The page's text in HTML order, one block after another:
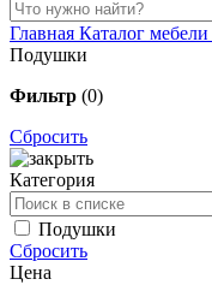
Главная Каталог мебели
Подушки
Фильтр (0)
Сбросить
Категория
Подушки
Сбросить
Цена